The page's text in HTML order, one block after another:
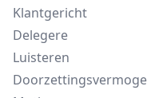
Klantgericht
Delegere
Luisteren